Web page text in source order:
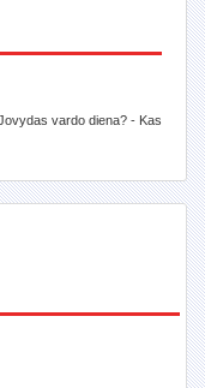
vardo diena? - Kas